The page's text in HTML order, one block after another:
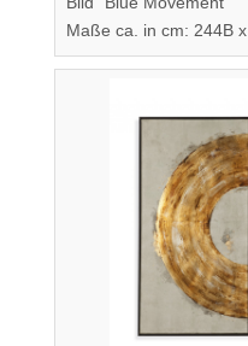
Maße ca. in cm: 244B